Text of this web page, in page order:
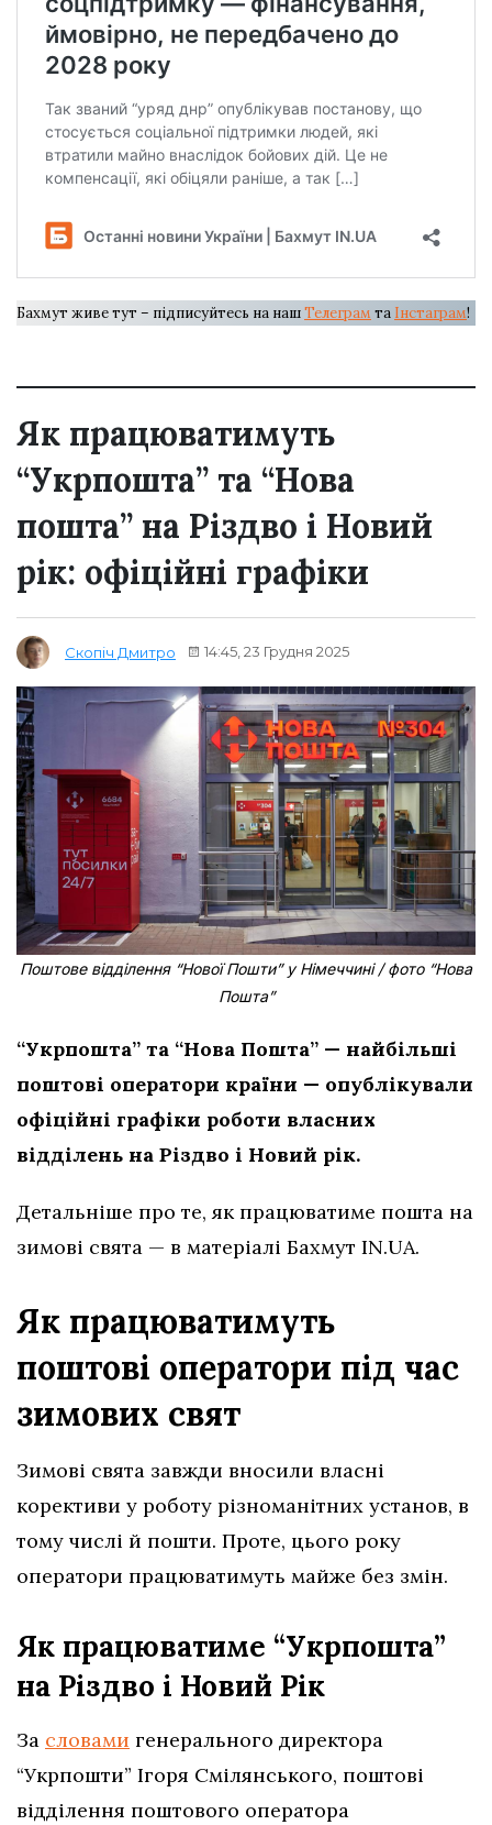
Бахмут живе тут – підписуйтесь на нашТелеграм та Інстаграм!
Як працюватимуть
“Укрпошта” та “Нова
пошта” на Різдво і Новий
рік: офіційні графіки
Скопіч Дмитро 14:45, 23 Грудня 2025
Поштове відділення “Нової Пошти” у Німеччині / фото “Нова
Пошта”
“Укрпошта” та “Нова Пошта” — найбільші
поштові оператори країни — опублікували
офіційні графіки роботи власних
відділень на Різдво і Новий рік.
Детальніше про те, як працюватиме пошта на
зимові свята — в матеріалі Бахмут IN.UA.
Як працюватимуть
поштові оператори під час
зимових свят
Зимові свята завжди вносили власні
корективи у роботу різноманітних установ, в
тому числі й пошти. Проте, цього року
оператори працюватимуть майже без змін.
Як працюватиме “Укрпошта”
на Різдво і Новий Рік
За словами генерального директора
“Укрпошти” Ігоря Смілянського, поштові
відділення поштового оператора